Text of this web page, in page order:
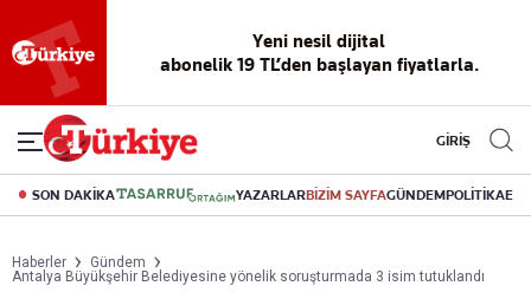
okuma
deneyimi
dijital arşiv
Akıllı haber
asistanı
Eski gazeteleri
indirme
canlı soru
cevap
GİRİŞ
SON DAKİKA YAZARLARBİZİM SAYFAGÜNDEMPOLİTİKA
Haberler
Gündem
Antalya Büyükşehir Belediyesine yönelik soruşturmada 3 isim tutuklandı